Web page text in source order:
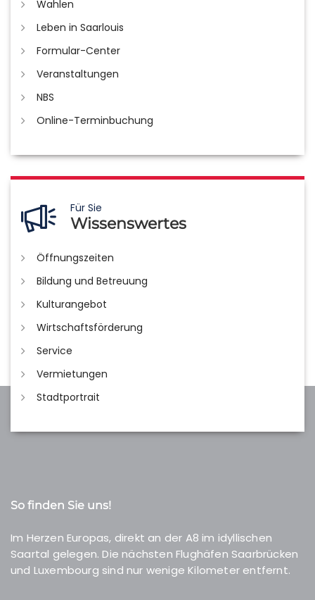
Wahlen
Leben in Saarlouis
Formular-Center
Veranstaltungen
NBS
Online-Terminbuchung
Für Sie
Wissenswertes
Öffnungszeiten
Bildung und Betreuung
Kulturangebot
Wirtschaftsförderung
Service
Vermietungen
Stadtportrait
So finden Sie uns!
Im Herzen Europas, direkt an der A8 im idyllischen
Saartal gelegen. Die nächsten Flughäfen Saarbrücken
und Luxembourg sind nur wenige Kilometer entfernt.